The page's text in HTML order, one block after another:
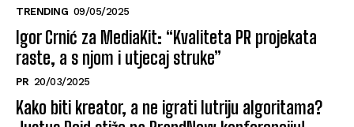
TRENDING 09/05/2025
Igor Crnić za MediaKit: “Kvaliteta PR projekata
raste, a s njom i utjecaj struke”
PR 20/03/2025
Kako biti kreator, a ne igrati lutriju algoritama?